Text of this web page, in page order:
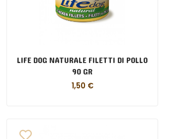
LIFE DOG NATURALE FILETTI DI POLLO
90 GR
1,50 €